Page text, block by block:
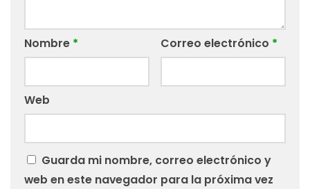
Nombre * Correo electrónico *
Web
Guarda mi nombre, correo electrónico y
web en este navegador para la próxima vez